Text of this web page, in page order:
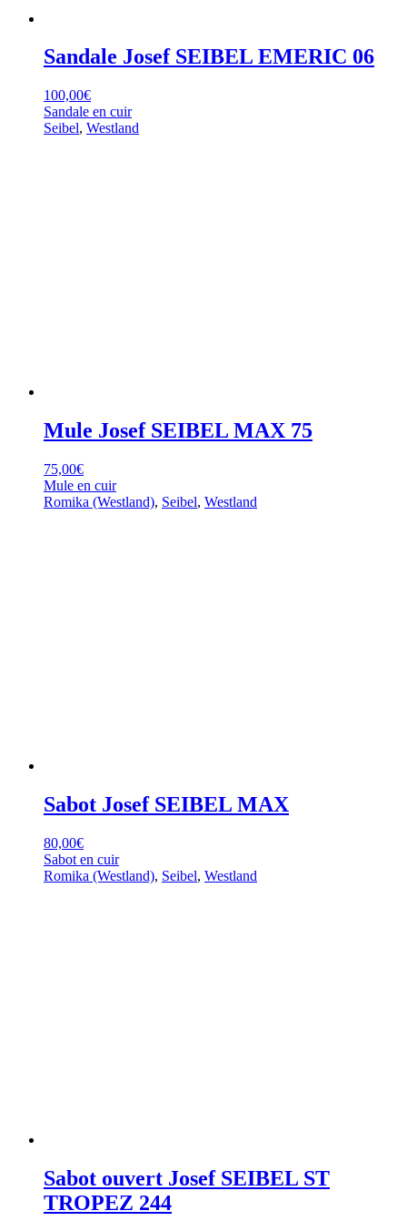
Sandale Josef SEIBEL EMERIC 06
100,00€
Sandale en cuir
Seibel, Westland
Mule Josef SEIBEL MAX 75
75,00€
Mule en cuir
Romika (Westland), Seibel, Westland
Sabot Josef SEIBEL MAX
80,00€
Sabot en cuir
Romika (Westland), Seibel, Westland
Sabot ouvert Josef SEIBEL ST
TROPEZ 244